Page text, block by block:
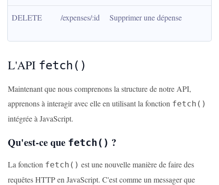
DELETE /expenses/:id Supprimer une dépense
L'API fetch()
Maintenant que nous comprenons la structure de notre API,
apprenons à interagir avec elle en utilisant la fonction fetch()
intégrée à JavaScript.
Qu'est-ce que fetch() ?
La fonction fetch() est une nouvelle manière de faire des
requêtes HTTP en JavaScript. C'est comme un messager que